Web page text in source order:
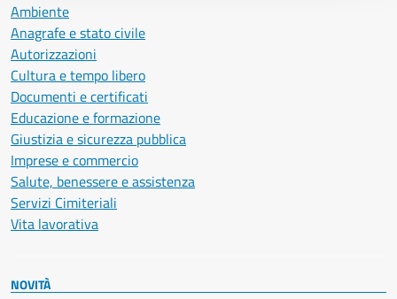
Ambiente
Anagrafe e stato civile
Autorizzazioni
Cultura e tempo libero
Documenti e certificati
Educazione e formazione
Giustizia e sicurezza pubblica
Imprese e commercio
Salute, benessere e assistenza
Servizi Cimiteriali
Vita lavorativa
NOVITÀ